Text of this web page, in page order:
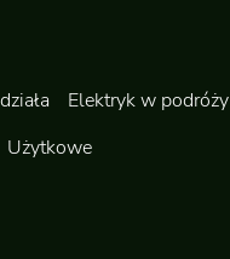
Elektryk w podróży
Użytkowe